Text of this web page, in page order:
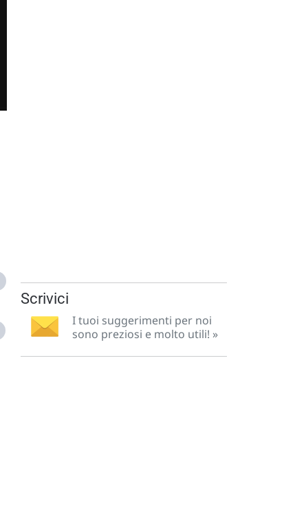
Scrivici
I tuoi suggerimenti per noi
sono preziosi e molto utili! »